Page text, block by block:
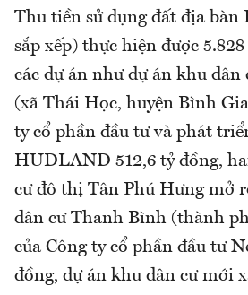
Thu tiền sử dụng đất địa
sắp xếp) thực hiện được
các dự án như dự án khu
(xã Thái Học, huyện Bình
ty cổ phần đầu tư và phát
HUDLAND 512,6 tỷ đồng,
cư đô thị Tân Phú Hưng mở
dân cư Thanh Bình (thành
của Công ty cổ phần đầu tư
đồng, dự án khu dân cư mới